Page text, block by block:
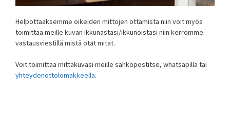
Helpottaaksemme oikeiden mittojen ottamista niin voit myös
toimittaa meille kuvan ikkunastasi/ikkunoistasi niin kerromme
vastausviestillä mistä otat mitat.
Voit toimittaa mittakuvasi meille sähköpostitse, whatsapilla tai
yhteydenottolomakkeella.